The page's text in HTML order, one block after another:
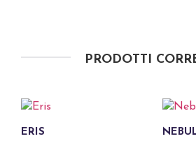
PRODOTTI
ERIS